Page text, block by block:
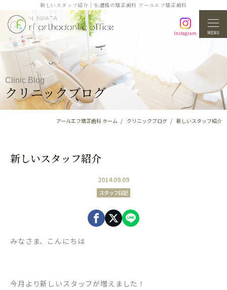
新しいスタッフ紹介｜水道橋の矯正歯科 アールエフ矯正歯科
Instagram MENU
Clinic Blog
クリニックブログ
アールエフ矯正歯科 ホーム クリニックブログ 新しいスタッフ紹介
新しいスタッフ紹介
2014.09.09
スタッフ日記
みなさま、こんにちは
今月より新しいスタッフが増えました！